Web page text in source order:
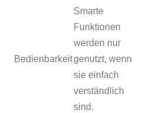
Bedienbarkeit
Smarte
Funktionen
werden nur
genutzt, wenn
sie einfach
verständlich
sind.